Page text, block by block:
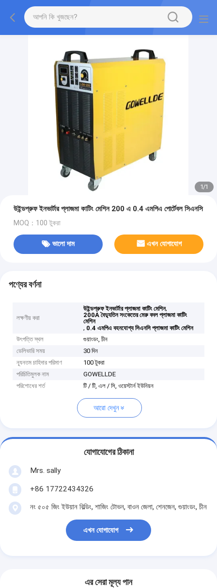
1/1
উইন্ডপ্রুফ ইনভার্টার প্লাজমা কাটিং মেশিন 200 এ 0.4 এমপিএ পোর্টেবল সিএনসি
MOQ：100 টুকরা
ভালো দাম এখন যোগাযোগ
পণ্যের বর্ণনা
লক্ষণীয় করা
উইন্ডপ্রুফ ইনভার্টার প্লাজমা কাটিং মেশিন,
200A বৈদ্যুতিন সংকেতের মেরু বদল প্লাজমা কাটিং
মেশিন
, 0.4 এমপিএ বহনযোগ্য সিএনসি প্লাজমা কাটিং মেশিন
উৎপত্তি স্থল
গুয়াংডং, চীন
ডেলিভারি সময়
30 দিন
ন্যূনতম চাহিদার পরিমাণ
100 টুকরা
পরিচিতিমুলক নাম
GOWELLDE
পরিশোধের শর্ত
টি / টি, এল / সি, ওয়েস্টার্ন ইউনিয়ন
আরো দেখুন
যোগাযোগের ঠিকানা
Mrs. sally
+86 17722434326
নং ৫০৫ জিং ইউয়ান বিল্ডিং, শাজিং টোভন, বাওন জেলা, শেনজেন, গুয়াংডং, চীন
এখন যোগাযোগ
এর সেরা মূল্য পান